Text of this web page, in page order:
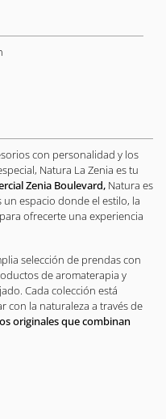
con personalidad y los
Natura La Zenia es tu
Zenia Boulevard, Natura es
espacio donde el estilo, la
ofrecerte una experiencia
selección de prendas con
de aromaterapia y
Cada colección está
con la naturaleza a través de
originales que combinan